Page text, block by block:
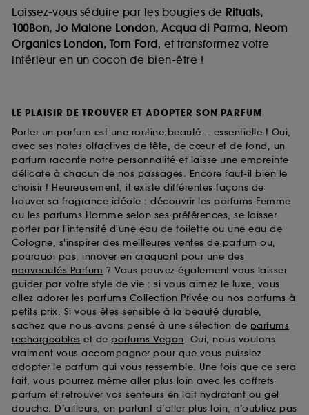
Laissez-vous séduire par les bougies de Rituals,
100Bon, Jo Malone London, Acqua di Parma, Neom
Organics London, Tom Ford, et transformez votre
intérieur en un cocon de bien-être !
LE PLAISIR DE TROUVER ET ADOPTER SON PARFUM
Porter un parfum est une routine beauté... essentielle ! Oui,
avec ses notes olfactives de tête, de cœur et de fond, un
parfum raconte notre personnalité et laisse une empreinte
délicate à chacun de nos passages. Encore faut-il bien le
choisir ! Heureusement, il existe différentes façons de
trouver sa fragrance idéale : découvrir les parfums Femme
ou les parfums Homme selon ses préférences, se laisser
porter par l'intensité d'une eau de toilette ou une eau de
Cologne, s'inspirer des meilleures ventes de parfum ou,
pourquoi pas, innover en craquant pour une des
nouveautés Parfum ? Vous pouvez également vous laisser
guider par votre style de vie : si vous aimez le luxe, vous
allez adorer les parfums Collection Privée ou nos parfums à
petits prix. Si vous êtes sensible à la beauté durable,
sachez que nous avons pensé à une sélection de parfums
rechargeables et de parfums Vegan. Oui, nous voulons
vraiment vous accompagner pour que vous puissiez
adopter le parfum qui vous ressemble. Une fois que ce sera
fait, vous pourrez même aller plus loin avec les coffrets
parfum et retrouver vos senteurs en lait hydratant ou gel
douche. D’ailleurs, en parlant d’aller plus loin, n’oubliez pas